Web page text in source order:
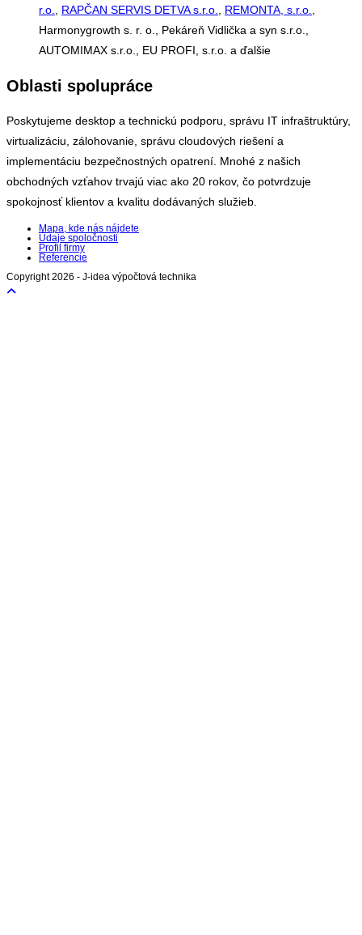
r.o., RAPČAN SERVIS DETVA s.r.o., REMONTA, s.r.o.,
Harmonygrowth s. r. o., Pekáreň Vidlička a syn s.r.o.,
AUTOMIMAX s.r.o., EU PROFI, s.r.o. a ďalšie
Oblasti spolupráce
Poskytujeme desktop a technickú podporu, správu IT infraštruktúry,
virtualizáciu, zálohovanie, správu cloudových riešení a
implementáciu bezpečnostných opatrení. Mnohé z našich
obchodných vzťahov trvajú viac ako 20 rokov, čo potvrdzuje
spokojnosť klientov a kvalitu dodávaných služieb.
Mapa, kde nás nájdete
Údaje spoločnosti
Profil firmy
Referencie
Copyright 2026 - J-idea výpočtová technika